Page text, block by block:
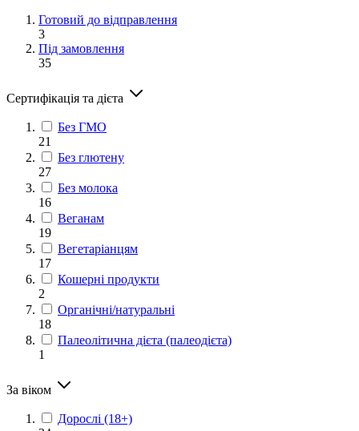
Готовий до відправлення
3
Під замовлення
35
Сертифікація та дієта
Без ГМО
21
Без глютену
27
Без молока
16
Веганам
19
Вегетаріанцям
17
Кошерні продукти
2
Органічні/натуральні
18
Палеолітична дієта (палеодієта)
1
За віком
Дорослі (18+)